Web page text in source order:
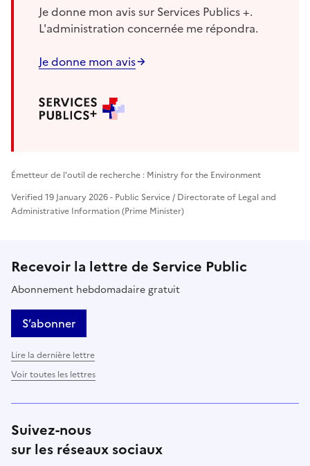
Je donne mon avis sur Services Publics +.
L'administration concernée me répondra.
Je donne mon avis
Émetteur de l'outil de recherche : Ministry for the Environment
Verified 19 January 2026 - Public Service / Directorate of Legal and
Administrative Information (Prime Minister)
Recevoir la lettre de Service Public
Abonnement hebdomadaire gratuit
S’abonner
Lire la dernière lettre
Voir toutes les lettres
Suivez-nous
sur les réseaux sociaux